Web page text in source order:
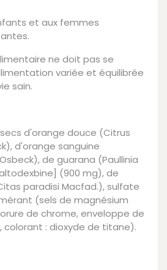
et aux femmes
ne doit pas se
variée et équilibrée
sain.
d'orange douce (Citrus
d'orange sanguine
de guarana (Paullinia
(900 mg), de
paradisi Macfad.), sulfate
(sels de magnésium
de chrome, enveloppe de
colorant : dioxyde de titane).